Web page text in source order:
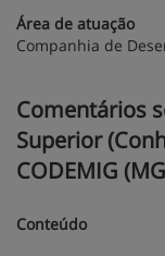
Área de atuação
Companhia de
Comentários
Superior
CODEMIG
Conteúdo